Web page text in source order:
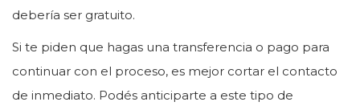
debería ser gratuito.
Si te piden que hagas una transferencia o pago para
continuar con el proceso, es mejor cortar el contacto
de inmediato. Podés anticiparte a este tipo de